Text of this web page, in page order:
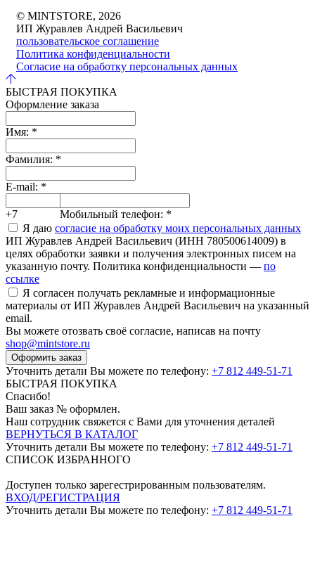
© MINTSTORE, 2026
ИП Журавлев Андрей Васильевич
пользовательское соглашение
Политика конфиденциальности
Согласие на обработку персональных данных
БЫСТРАЯ ПОКУПКА
Оформление заказа
Имя: *
Фамилия: *
E-mail: *
+7 Мобильный телефон: *
Я даю согласие на обработку моих персональных данных
ИП Журавлев Андрей Васильевич (ИНН 780500614009) в
целях обработки заявки и получения электронных писем на
указанную почту. Политика конфиденциальности — по
ссылке
Я согласен получать рекламные и информационные
материалы от ИП Журавлев Андрей Васильевич на указанный
email.
Вы можете отозвать своё согласие, написав на почту
shop@mintstore.ru
Оформить заказ
Уточнить детали Вы можете по телефону: +7 812 449-51-71
БЫСТРАЯ ПОКУПКА
Спасибо!
Ваш заказ № оформлен.
Наш сотрудник свяжется с Вами для уточнения деталей
ВЕРНУТЬСЯ В КАТАЛОГ
Уточнить детали Вы можете по телефону: +7 812 449-51-71
СПИСОК ИЗБРАННОГО
Доступен только зарегестрированным пользователям.
ВХОД/РЕГИСТРАЦИЯ
Уточнить детали Вы можете по телефону: +7 812 449-51-71